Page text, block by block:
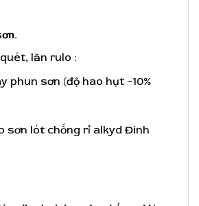
lăn rulo :
phun sơn (độ hao hụt ~10%